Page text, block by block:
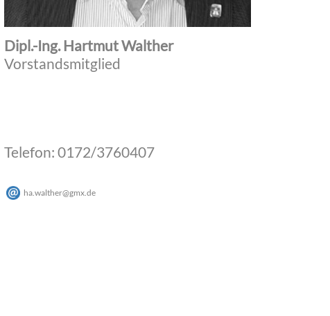
Dipl.-Ing. Hartmut Walther
Vorstandsmitglied
Telefon: 0172/3760407
ha.walther@gmx.de